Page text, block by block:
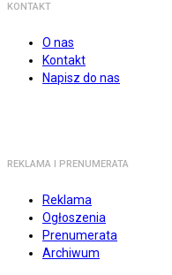
KONTAKT
O nas
Kontakt
Napisz do nas
REKLAMA I PRENUMERATA
Reklama
Ogłoszenia
Prenumerata
Archiwum